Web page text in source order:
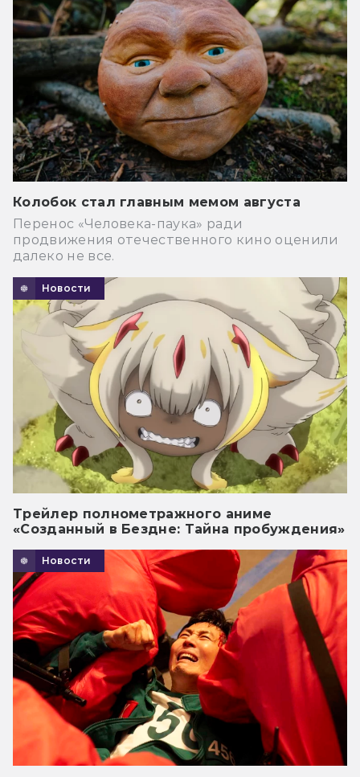
Колобок стал главным мемом августа
Перенос «Человека-паука» ради
продвижения отечественного кино оценили
далеко не все.
Новости
Трейлер полнометражного аниме
«Созданный в Бездне: Тайна пробуждения»
Новости